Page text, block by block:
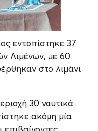
εντοπίστηκε 37
Λιμένων, με 60
στο λιμάνι
30 ναυτικά
ακόμη μία